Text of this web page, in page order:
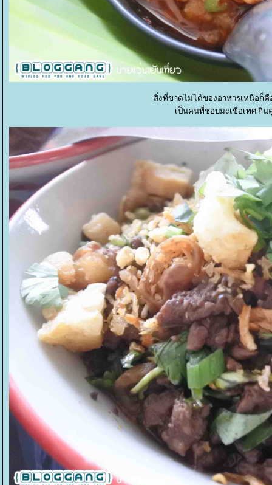
สิ่งที่ขาดไม่ได้ของอาหารเหนือก็
เป็นคนที่ชอบมะเขือเทศ กิ